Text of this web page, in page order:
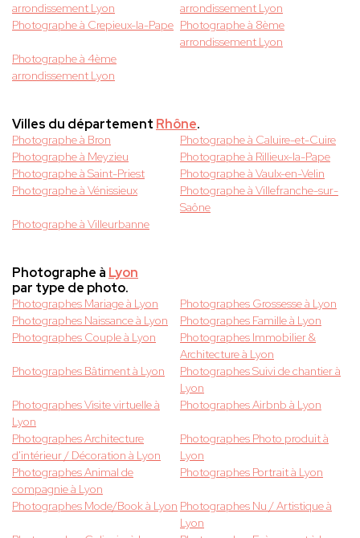
arrondissement Lyon
arrondissement Lyon
Photographe à Crepieux-la-Pape Photographe à 8ème
arrondissement Lyon
Photographe à 4ème
arrondissement Lyon
Villes du département Rhône.
Photographe à Bron
Photographe à Caluire-et-Cuire
Photographe à Meyzieu
Photographe à Rillieux-la-Pape
Photographe à Saint-Priest
Photographe à Vaulx-en-Velin
Photographe à Vénissieux
Photographe à Villefranche-sur-
Saône
Photographe à Villeurbanne
Photographe à Lyon
par type de photo.
Photographes Mariage à Lyon
Photographes Grossesse à Lyon
Photographes Naissance à Lyon
Photographes Famille à Lyon
Photographes Couple à Lyon
Photographes Immobilier &
Architecture à Lyon
Photographes Bâtiment à Lyon
Photographes Suivi de chantier à
Lyon
Photographes Visite virtuelle à
Lyon
Photographes Airbnb à Lyon
Photographes Architecture
d'intérieur / Décoration à Lyon
Photographes Photo produit à
Lyon
Photographes Animal de
compagnie à Lyon
Photographes Portrait à Lyon
Photographes Mode/Book à Lyon Photographes Nu / Artistique à
Lyon